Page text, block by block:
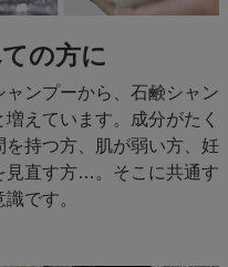
の方に
ンプーから、石鹸シャン
えています。成分がたく
持つ方、肌が弱い方、妊
見直す方…。そこに共通す
です。